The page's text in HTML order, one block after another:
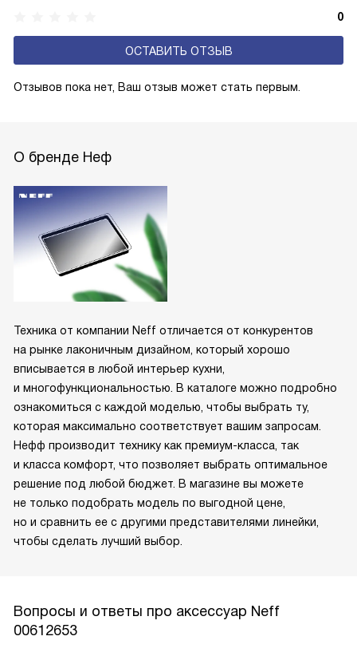
0
ОСТАВИТЬ ОТЗЫВ
Отзывов пока нет, Ваш отзыв может стать первым.
О бренде Неф
Техника от компании Neff отличается от конкурентов
на рынке лаконичным дизайном, который хорошо
вписывается в любой интерьер кухни,
и многофункциональностью. В каталоге можно подробно
ознакомиться с каждой моделью, чтобы выбрать ту,
которая максимально соответствует вашим запросам.
Нефф производит технику как премиум-класса, так
и класса комфорт, что позволяет выбрать оптимальное
решение под любой бюджет. В магазине вы можете
не только подобрать модель по выгодной цене,
но и сравнить ее с другими представителями линейки,
чтобы сделать лучший выбор.
Вопросы и ответы про аксессуар Neff
00612653